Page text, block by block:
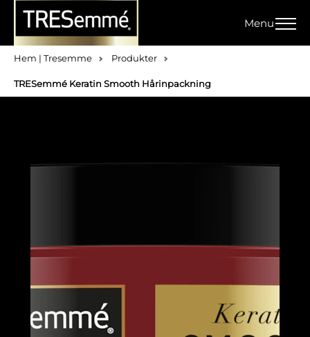
Menu
Hem | Tresemme Produkter
TRESemmé Keratin Smooth Hårinpackning